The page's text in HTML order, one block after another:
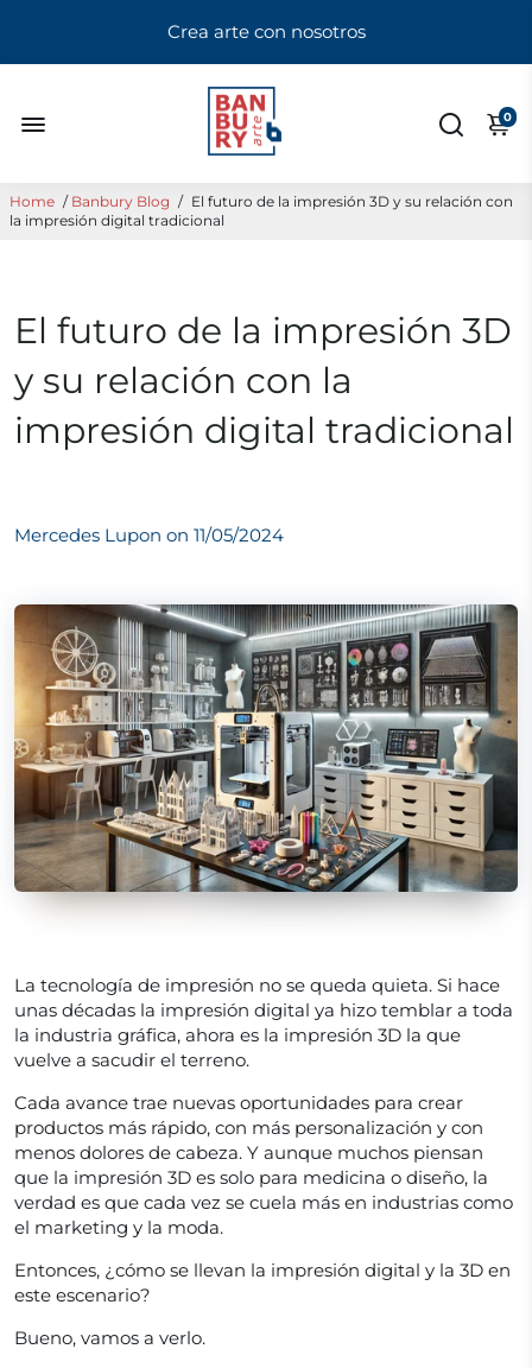
Crea arte con nosotros
0
Home / Banbury Blog / El futuro de la impresión 3D y su relación con
la impresión digital tradicional
El futuro de la impresión 3D
y su relación con la
impresión digital tradicional
Mercedes Lupon on 11/05/2024
La tecnología de impresión no se queda quieta. Si hace
unas décadas la impresión digital ya hizo temblar a toda
la industria gráfica, ahora es la impresión 3D la que
vuelve a sacudir el terreno.
Cada avance trae nuevas oportunidades para crear
productos más rápido, con más personalización y con
menos dolores de cabeza. Y aunque muchos piensan
que la impresión 3D es solo para medicina o diseño, la
verdad es que cada vez se cuela más en industrias como
el marketing y la moda.
Entonces, ¿cómo se llevan la impresión digital y la 3D en
este escenario?
Bueno, vamos a verlo.